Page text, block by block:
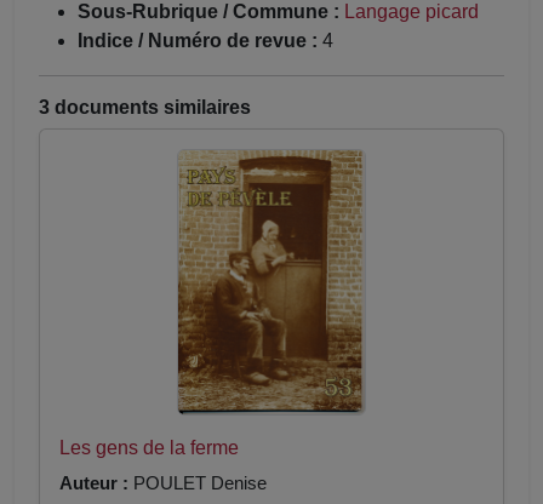
Sous-Rubrique / Commune : Langage picard
Indice / Numéro de revue : 4
3 documents similaires
Les gens de la ferme
Auteur : POULET Denise